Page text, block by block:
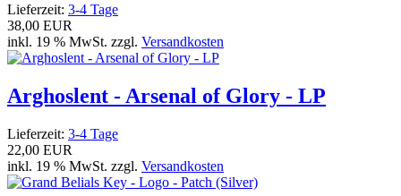
Lieferzeit: 3-4 Tage
38,00 EUR
inkl. 19 % MwSt. zzgl. Versandkosten
Arghoslent - Arsenal of Glory - LP
Lieferzeit: 3-4 Tage
22,00 EUR
inkl. 19 % MwSt. zzgl. Versandkosten